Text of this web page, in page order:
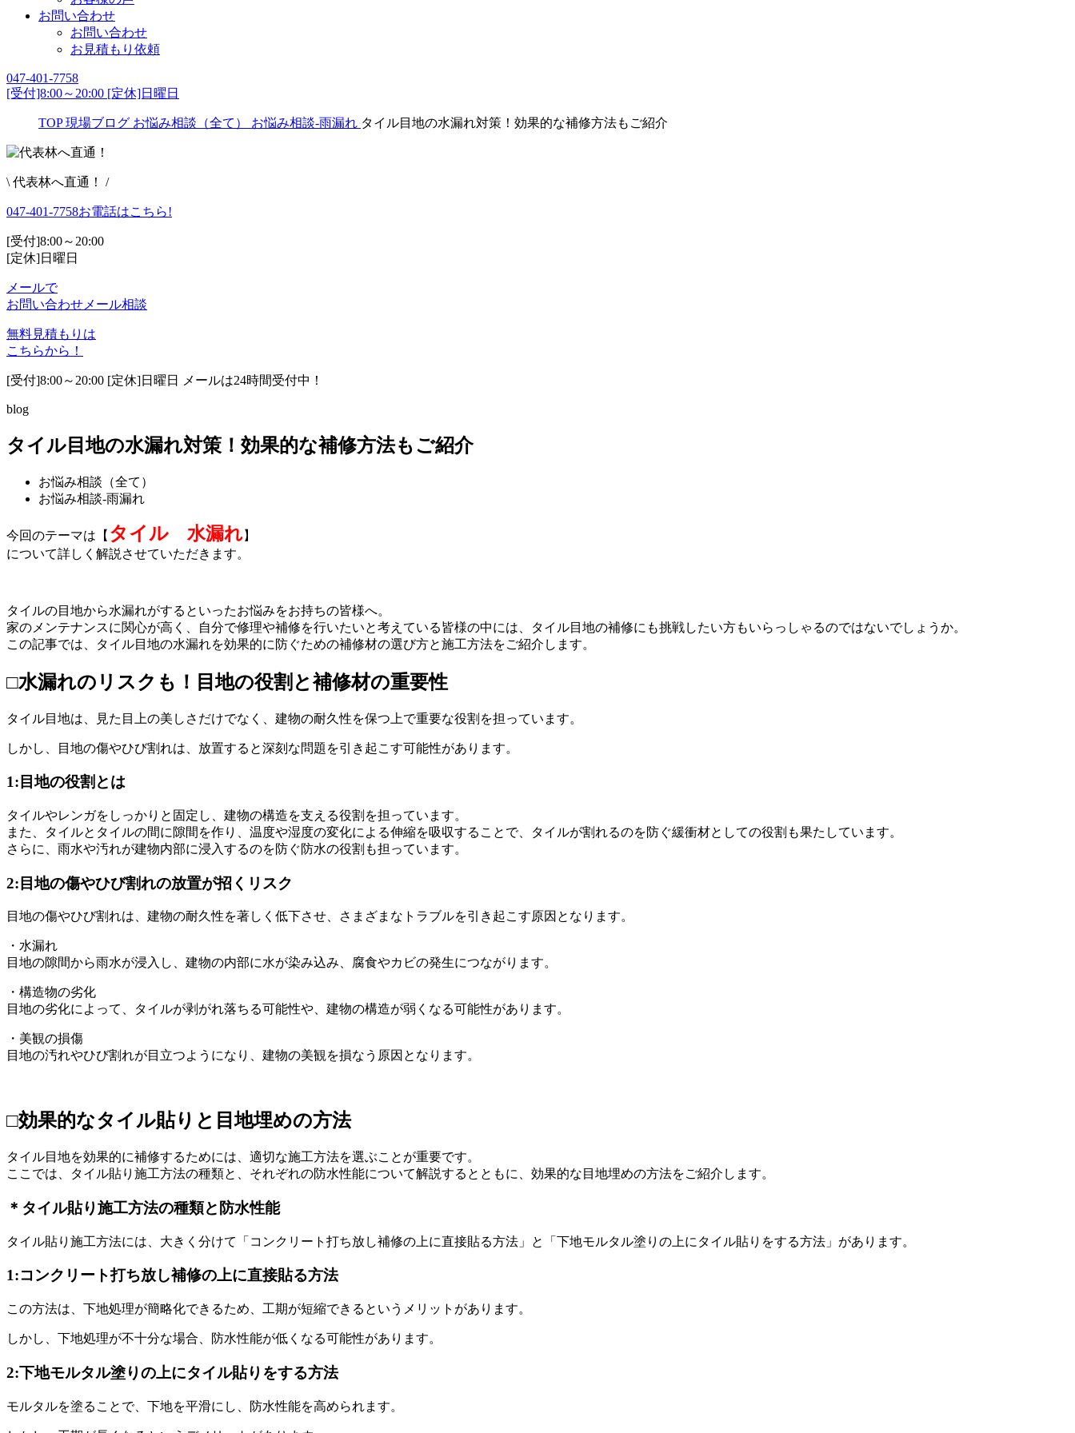
お問い合わせ
お問い合わせ
お見積もり依頼
047-401-7758
[受付]8:00～20:00 [定休]日曜日
TOP 現場ブログ お悩み相談（全て） お悩み相談-雨漏れ タイル目地の水漏れ対策！効果的な補修方法もご紹介
\ 代表林へ直通！ /
047-401-7758お電話はこちら!
[受付]8:00～20:00
[定休]日曜日
メールで
お問い合わせ メール相談
無料見積もりは
こちらから！
[受付]8:00～20:00 [定休]日曜日 メールは24時間受付中！
blog
タイル目地の水漏れ対策！効果的な補修方法もご紹介
お悩み相談（全て）
お悩み相談-雨漏れ
今回のテーマは【 タイル 水漏れ】
について詳しく解説させていただきます。
タイルの目地から水漏れがするといったお悩みをお持ちの皆様へ。
家のメンテナンスに関心が高く、自分で修理や補修を行いたいと考えている皆様の中には、タイル目地の補修にも挑戦したい方もいらっしゃるのではないでしょうか。
この記事では、タイル目地の水漏れを効果的に防ぐための補修材の選び方と施工方法をご紹介します。
□水漏れのリスクも！目地の役割と補修材の重要性
タイル目地は、見た目上の美しさだけでなく、建物の耐久性を保つ上で重要な役割を担っています。
しかし、目地の傷やひび割れは、放置すると深刻な問題を引き起こす可能性があります。
1:目地の役割とは
タイルやレンガをしっかりと固定し、建物の構造を支える役割を担っています。
また、タイルとタイルの間に隙間を作り、温度や湿度の変化による伸縮を吸収することで、タイルが割れるのを防ぐ緩衝材としての役割も果たしています。
さらに、雨水や汚れが建物内部に浸入するのを防ぐ防水の役割も担っています。
2:目地の傷やひび割れの放置が招くリスク
目地の傷やひび割れは、建物の耐久性を著しく低下させ、さまざまなトラブルを引き起こす原因となります。
・水漏れ
目地の隙間から雨水が浸入し、建物の内部に水が染み込み、腐食やカビの発生につながります。
・構造物の劣化
目地の劣化によって、タイルが剥がれ落ちる可能性や、建物の構造が弱くなる可能性があります。
・美観の損傷
目地の汚れやひび割れが目立つようになり、建物の美観を損なう原因となります。
□効果的なタイル貼りと目地埋めの方法
タイル目地を効果的に補修するためには、適切な施工方法を選ぶことが重要です。
ここでは、タイル貼り施工方法の種類と、それぞれの防水性能について解説するとともに、効果的な目地埋めの方法をご紹介します。
＊タイル貼り施工方法の種類と防水性能
タイル貼り施工方法には、大きく分けて「コンクリート打ち放し補修の上に直接貼る方法」と「下地モルタル塗りの上にタイル貼りをする方法」があります。
1:コンクリート打ち放し補修の上に直接貼る方法
この方法は、下地処理が簡略化できるため、工期が短縮できるというメリットがあります。
しかし、下地処理が不十分な場合、防水性能が低くなる可能性があります。
2:下地モルタル塗りの上にタイル貼りをする方法
モルタルを塗ることで、下地を平滑にし、防水性能を高められます。